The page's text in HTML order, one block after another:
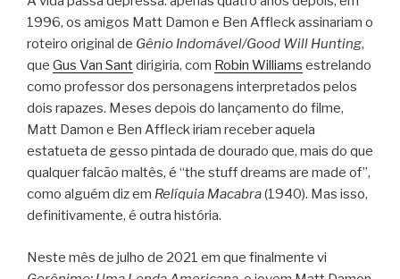
1996, os amigos Matt Damon e Ben Affleck assinariam o
roteiro original de Gênio Indomável/Good Will Hunting,
que Gus Van Santdirigiria, com Robin Williams estrelando
como professor dos personagens interpretados pelos
dois rapazes. Meses depois do lançamento do filme,
Matt Damon e Ben Affleck iriam receber aquela
estatueta de gesso pintada de dourado que, mais do que
qualquer falcão maltês, é “the stuff dreams are made of”,
como alguém diz em Relíquia Macabra(1940). Mas isso,
definitivamente, é outra história.
Neste mês de julho de 2021 em que finalmente vi